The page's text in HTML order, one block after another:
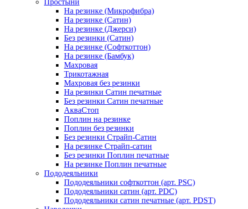
Простыни
На резинке (Микрофибра)
На резинке (Сатин)
На резинке (Джерси)
Без резинки (Сатин)
На резинке (Софткоттон)
На резинке (Бамбук)
Махровая
Трикотажная
Махровая без резинки
На резинки Сатин печатные
Без резинки Сатин печатные
АкваСтоп
Поплин на резинке
Поплин без резинки
Без резинки Страйп-Сатин
На резинке Страйп-сатин
Без резинки Поплин печатные
На резинке Поплин печатные
Пододеяльники
Пододеяльники софткоттон (арт. PSC)
Пододеяльники сатин (арт. PDC)
Пододеяльники сатин печатные (арт. PDST)